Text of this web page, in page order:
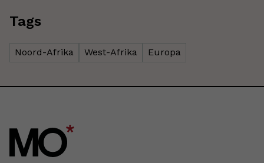
Tags
Noord-Afrika West-Afrika Europa